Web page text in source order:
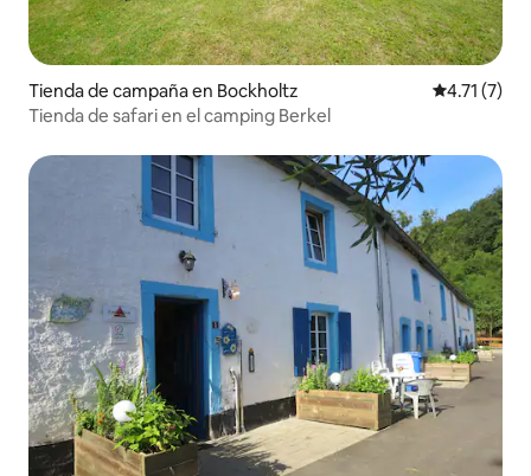
Tienda de campaña en Bockholtz Calificación
4.71 (7)
Tienda de safari en el camping Berkel